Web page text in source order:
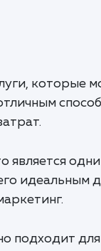
которые
является
идеальным
подходит